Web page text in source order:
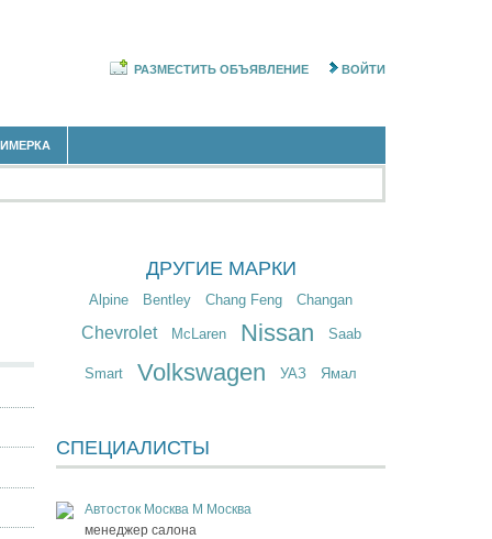
РАЗМЕСТИТЬ ОБЪЯВЛЕНИЕ ВОЙТИ
ДРУГИЕ МАРКИ
Alpine Bentley Chang Feng Changan
Chevrolet McLaren Nissan Saab
Smart Volkswagen УАЗ Ямал
СПЕЦИАЛИСТЫ
Автосток Москва М Москва
менеджер салона